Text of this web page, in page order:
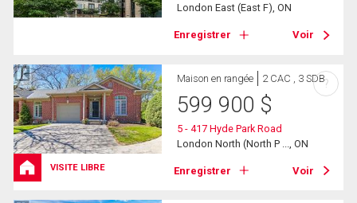
London East (East F), ON
Enregistrer Voir
VISITE LIBRE
Maison en rangée 2 CAC , 3 SDB
599 900 $
5 - 417 Hyde Park Road
London North (North P ..., ON
Enregistrer Voir
?